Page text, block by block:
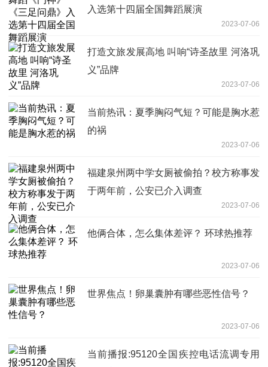
入选第十四届全国舞蹈展演
2023-07-06
打造文旅发展高地 叫响“诗圣故里 河洛巩
义”品牌
2023-07-06
当前热讯：夏季胸闷气短？可能是胸水惹
的祸
2023-07-06
福建泉州两中学女厕被偷拍？校方称事发
于两年前，公安已介入调查
2023-07-06
他俩合体，怎么集体差评？ 环球热推荐
2023-07-06
世界焦点！卵巢囊肿有哪些恶性信号？
2023-07-06
当前播报:95120全国疾控电话流调专用